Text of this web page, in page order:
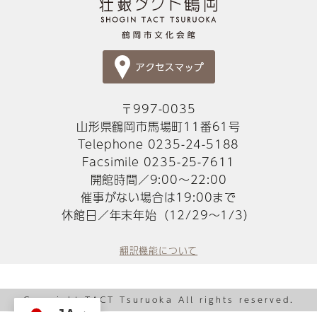
翻訳機能について
〒997-0035
山形県鶴岡市馬場町11番61号
Telephone 0235-24-5188
Facsimile 0235-25-7611
開館時間／9:00～22:00
催事がない場合は19:00まで
休館日／年末年始（12/29～1/3）
Copyright TACT Tsuruoka All rights reserved.